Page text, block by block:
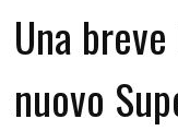
Una
nuovo